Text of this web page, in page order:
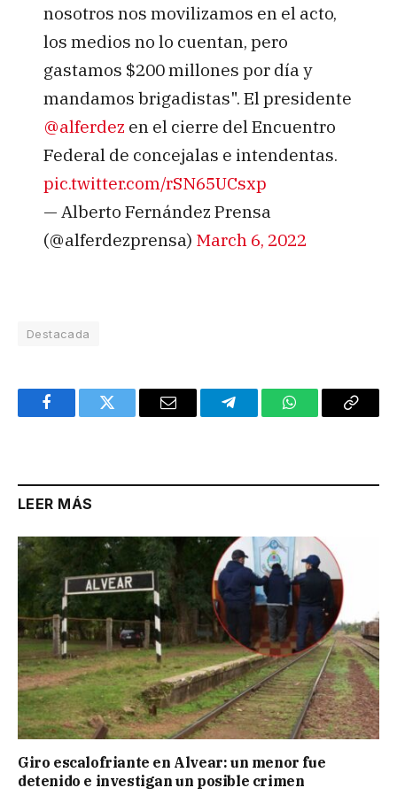
nosotros nos movilizamos en el acto,
los medios no lo cuentan, pero
gastamos $200 millones por día y
mandamos brigadistas". El presidente
@alferdez en el cierre del Encuentro
Federal de concejalas e intendentas.
pic.twitter.com/rSN65UCsxp
— Alberto Fernández Prensa
(@alferdezprensa) March 6, 2022
Destacada
FacebookTwitter Email TelegramWhatsAppCopy
LEER MÁS
Giro escalofriante en Alvear: un menor fue
detenido e investigan un posible crimen